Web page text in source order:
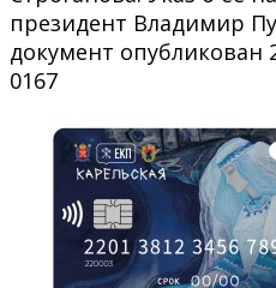
президент Владимир
документ опубликован
0167